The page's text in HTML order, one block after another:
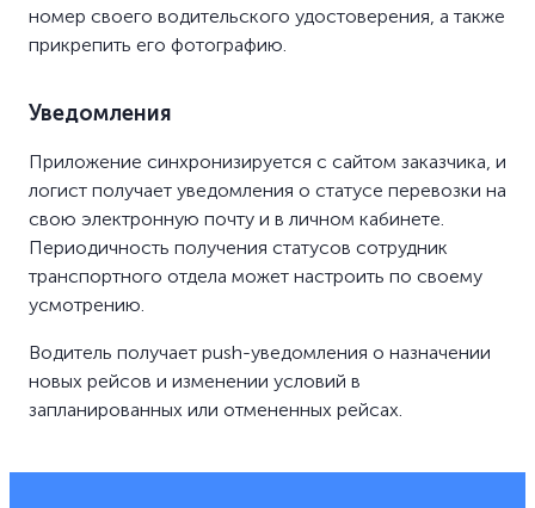
номер своего водительского удостоверения, а также
прикрепить его фотографию.
Уведомления
Приложение синхронизируется с сайтом заказчика, и
логист получает уведомления о статусе перевозки на
свою электронную почту и в личном кабинете.
Периодичность получения статусов сотрудник
транспортного отдела может настроить по своему
усмотрению.
Водитель получает push-уведомления о назначении
новых рейсов и изменении условий в
запланированных или отмененных рейсах.